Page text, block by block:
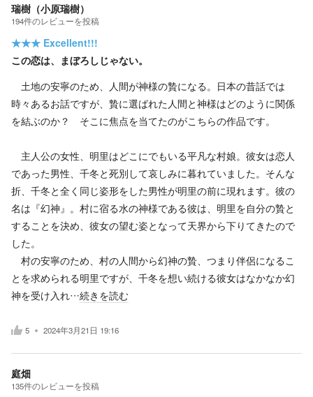
瑞樹（小原瑞樹）
194件のレビューを投稿
★★★ Excellent!!!
この恋は、まぼろしじゃない。
土地の安寧のため、人間が神様の贄になる。日本の昔話では
時々あるお話ですが、贄に選ばれた人間と神様はどのように関係
を結ぶのか？ そこに焦点を当てたのがこちらの作品です。
主人公の女性、明里はどこにでもいる平凡な村娘。彼女は恋人
であった男性、千冬と死別して哀しみに暮れていました。そんな
折、千冬と全く同じ姿形をした男性が明里の前に現れます。彼の
名は『幻神』。村に宿る水の神様である彼は、明里を自分の贄と
することを決め、彼女の望む姿となって天界から下りてきたので
した。
村の安寧のため、村の人間から幻神の贄、つまり伴侶になるこ
とを求められる明里ですが、千冬を想い続ける彼女はなかなか幻
神を受け入れ…続きを読む
5 2024年3月21日 19:16
庭畑
135件のレビューを投稿